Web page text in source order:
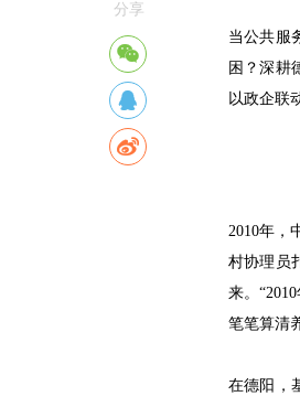
分享
当公共服
困？深耕
以政企联
2010年，
村协理员
来。
笔笔算清
在德阳，